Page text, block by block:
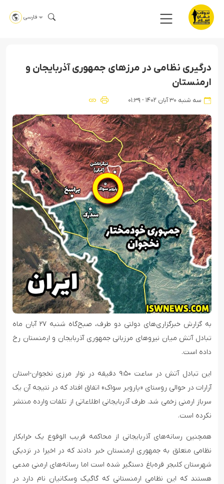
فارسی
درگیری نظامی در مرزهای جمهوری آذربایجان و
ارمنستان
سه شنبه ۳۰ آبان ۱۴۰۲ - ۰۱:۳۹
به گزارش خبرگزاری‌های دولتی دو طرف، صبح‌گاه شنبه ۲۷ آبان ماه
تبادل آتش میان نیروهای مرزبانی جمهوری آذربایجان و ارمنستان رخ
داده است.
این تبادل آتش در ساعت ۹:۵۰ دقیقه در نوار مرزی نخجوان-استان
آرارات در حوالی روستای «پارویر سواک» اتفاق افتاد که در نتیجه آن یک
سرباز ارمنی زخمی شد. طرف آذربایجانی اطلاعاتی از تلفات وارده منتشر
نکرده است.
همچنین رسانه‌های آذربایجانی از محاکمه قریب الوقوع یک خرابکار
نظامی متعلق به جمهوری ارمنستان خبر دادند که در اخیرا در نزدیکی
شهرستان کلبجر قره‌باغ دستگیر شده است اما رسانه‌های ارمنی مدعی
هستند که این نظامی ارمنستانی که گاگیک وسکانیان نام دارد در